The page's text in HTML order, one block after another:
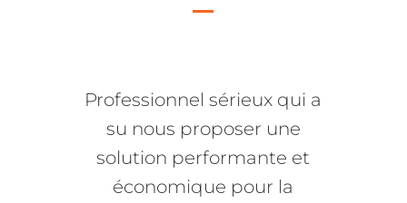
Professionnel sérieux qui a
su nous proposer une
solution performante et
économique pour la